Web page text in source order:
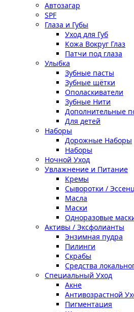
Автозагар
SPF
Глаза и Губы
Уход для Губ
Кожа Вокруг Глаз
Патчи под глаза
Улыбка
Зубные пасты
Зубные щётки
Ополаскиватели
Зубные Нити
Дополнительные
Для детей
Наборы
Дорожные Наборы
Наборы
Ночной Уход
Увлажнение и Питание
Кремы
Сыворотки /
Масла
Маски
Одноразовые
Активы / Эксфолианты
Энзимная пудра
Пилинги
Скрабы
Средства
Специальный Уход
Акне
Антивозрастной
Пигментация